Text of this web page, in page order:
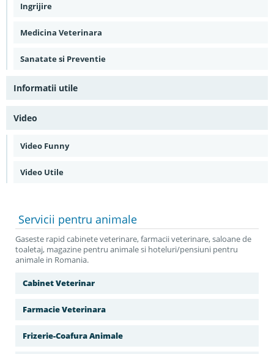
Ingrijire
Medicina Veterinara
Sanatate si Preventie
Informatii utile
Video
Video Funny
Video Utile
Servicii pentru animale
Gaseste rapid cabinete veterinare, farmacii veterinare, saloane de
toaletaj, magazine pentru animale si hoteluri/pensiuni pentru
animale in Romania.
Cabinet Veterinar
Farmacie Veterinara
Frizerie-Coafura Animale